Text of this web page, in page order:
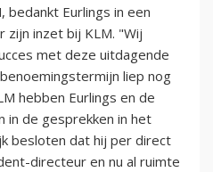
bedankt Eurlings in een
inzet bij KLM. "Wij
met deze uitdagende
liep nog
hebben Eurlings en de
in de gesprekken in het
besloten dat hij per direct
directeur en nu al ruimte